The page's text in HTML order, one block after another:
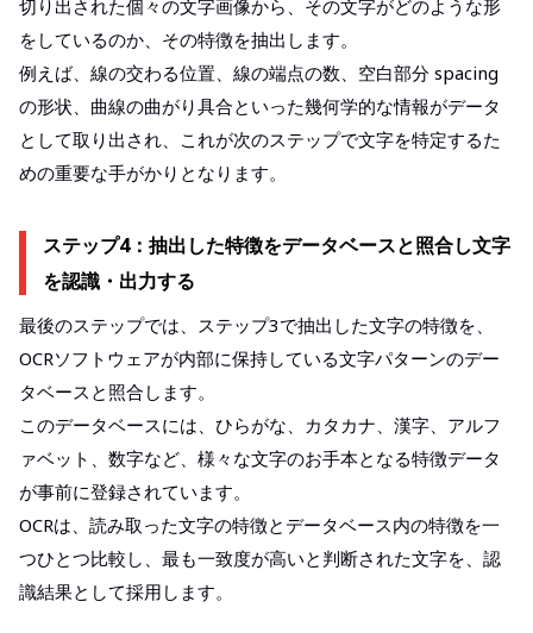
切り出された個々の文字画像から、その文字がどのような形
をしているのか、その特徴を抽出します。
例えば、線の交わる位置、線の端点の数、空白部分 spacing
の形状、曲線の曲がり具合といった幾何学的な情報がデータ
として取り出され、これが次のステップで文字を特定するた
めの重要な手がかりとなります。
ステップ4：抽出した特徴をデータベースと照合し文字
を認識・出力する
最後のステップでは、ステップ3で抽出した文字の特徴を、
OCRソフトウェアが内部に保持している文字パターンのデー
タベースと照合します。
このデータベースには、ひらがな、カタカナ、漢字、アルフ
ァベット、数字など、様々な文字のお手本となる特徴データ
が事前に登録されています。
OCRは、読み取った文字の特徴とデータベース内の特徴を一
つひとつ比較し、最も一致度が高いと判断された文字を、認
識結果として採用します。